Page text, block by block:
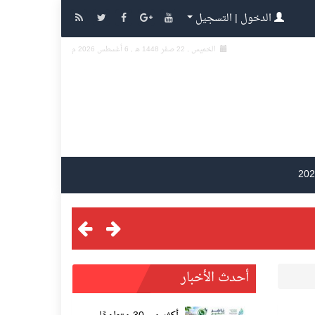
الدخول | التسجيل
الخميس , 22 صفر 1448 هـ , 6 أغسطس 2026 م
أحدث الأخبار